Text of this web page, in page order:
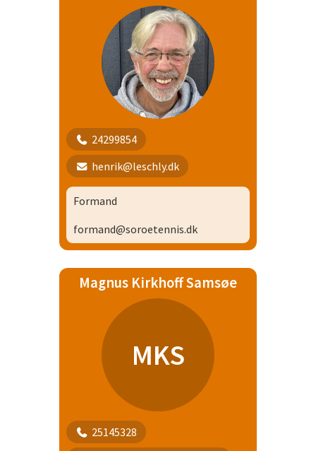
24299854
henrik@leschly.dk
Formand
formand@soroetennis.dk
Magnus Kirkhoff Samsøe
MKS
25145328